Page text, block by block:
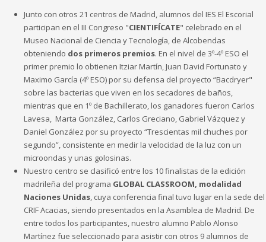
Junto con otros 21 centros de Madrid, alumnos del IES El Escorial
participan en el III Congreso "CIENTIFÍCATE" celebrado en el
Museo Nacional de Ciencia y Tecnología, de Alcobendas
obteniendo dos primeros premios. En el nivel de 3º-4º ESO el
primer premio lo obtienen Itziar Martín, Juan David Fortunato y
Maximo García (4º ESO) por su defensa del proyecto “Bacdryer"
sobre las bacterias que viven en los secadores de baños,
mientras que en 1º de Bachillerato, los ganadores fueron Carlos
Lavesa, Marta González, Carlos Greciano, Gabriel Vázquez y
Daniel González por su proyecto “Trescientas mil chuches por
segundo”, consistente en medir la velocidad de la luz con un
microondas y unas golosinas.
Nuestro centro se clasificó entre los 10 finalistas de la edición
madrileña del programa GLOBAL CLASSROOM, modalidad
Naciones Unidas , cuya conferencia final tuvo lugar en la sede del
CRIF Acacias, siendo presentados en la Asamblea de Madrid. De
entre todos los participantes, nuestro alumno Pablo Alonso
Martínez fue seleccionado para asistir con otros 9 alumnos de